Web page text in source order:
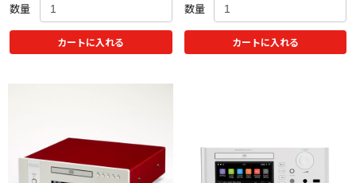
数量
カートに入れる
数量
カートに入れる